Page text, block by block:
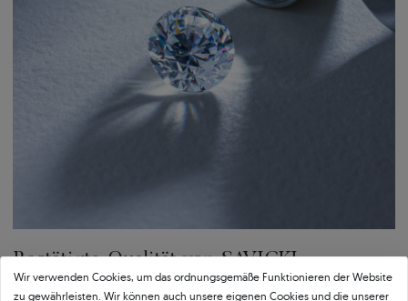
Wählen Sie Ohrringe, Anhänger oder Eheringe aus der Kollektion.
Bestätigte Qualität von SAVICKI
Wir verwenden Cookies, um das ordnungsgemäße Funktionieren der Website
zu gewährleisten. Wir können auch unsere eigenen Cookies und die unserer